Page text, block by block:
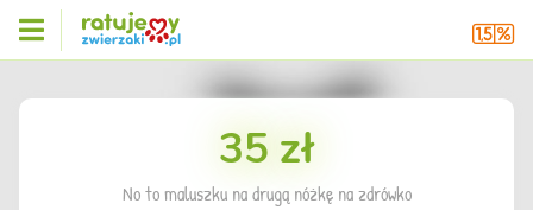
35 zł
No to maluszku na drugą nóżkę na zdrówko